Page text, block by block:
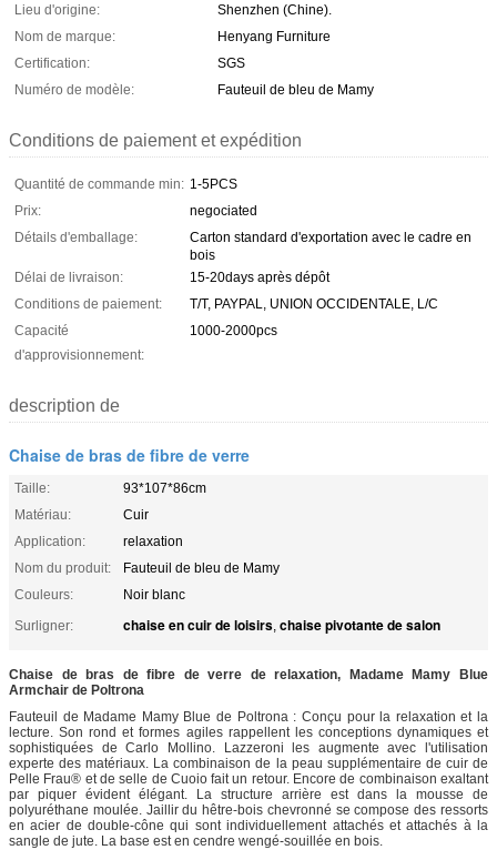
Lieu d'origine:
Shenzhen (Chine).
Nom de marque:
Henyang Furniture
Certification:
SGS
Numéro de modèle:
Fauteuil de bleu de Mamy
Conditions de paiement et expédition
Quantité de commande min: 1-5PCS
Prix:
negociated
Détails d'emballage:
Carton standard d'exportation avec le cadre en
bois
Délai de livraison:
15-20days après dépôt
Conditions de paiement:
T/T, PAYPAL, UNION OCCIDENTALE, L/C
Capacité
d'approvisionnement:
1000-2000pcs
description de
Chaise de bras de fibre de verre
Taille:
93*107*86cm
Matériau:
Cuir
Application:
relaxation
Nom du produit:
Fauteuil de bleu de Mamy
Couleurs:
Noir blanc
Surligner:
chaise en cuir de loisirs, chaise pivotante de salon
Chaise de bras de fibre de verre de relaxation, Madame Mamy Blue
Armchair de Poltrona
Fauteuil de Madame Mamy Blue de Poltrona : Conçu pour la relaxation et la
lecture. Son rond et formes agiles rappellent les conceptions dynamiques et
sophistiquées de Carlo Mollino. Lazzeroni les augmente avec l'utilisation
experte des matériaux. La combinaison de la peau supplémentaire de cuir de
Pelle Frau® et de selle de Cuoio fait un retour. Encore de combinaison exaltant
par piquer évident élégant. La structure arrière est dans la mousse de
polyuréthane moulée. Jaillir du hêtre-bois chevronné se compose des ressorts
en acier de double-cône qui sont individuellement attachés et attachés à la
sangle de jute. La base est en cendre wengé-souillée en bois.